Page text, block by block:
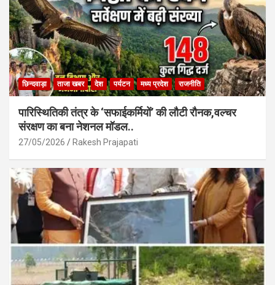
छिन्दवाड़ा ताजा खबर देश पर्यटन मध्य प्रदेश राजनीति
पारिस्थितिकी तंत्र के ‘सफाईकर्मियों’ की लौटी रौनक,वल्चर
संरक्षण का बना नेशनल मॉडल..
27/05/2026 Rakesh Prajapati